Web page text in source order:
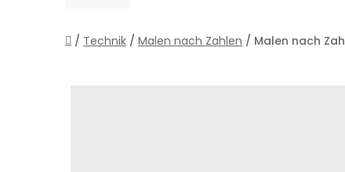
Startseite
/ Technik / Malen nach Zahlen / Malen nach